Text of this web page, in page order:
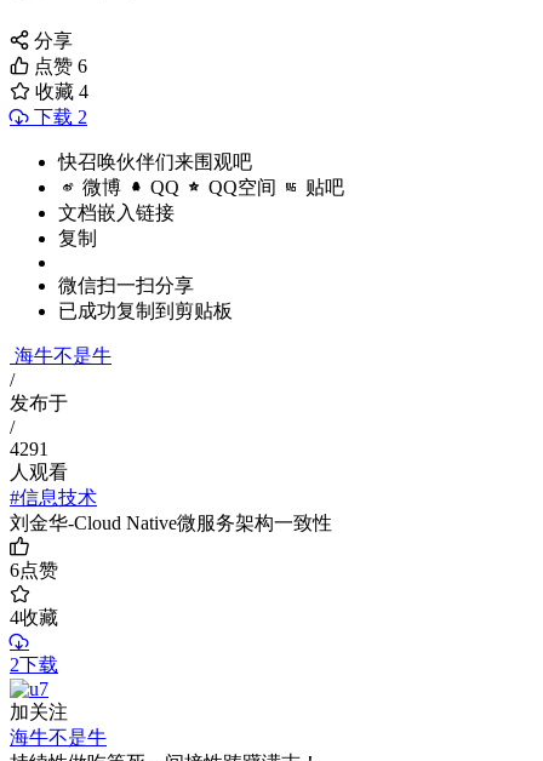
分享
点赞 6
收藏 4
下载 2
快召唤伙伴们来围观吧
微博 QQ QQ空间 贴吧
文档嵌入链接
复制
微信扫一扫分享
已成功复制到剪贴板
海牛不是牛
/
发布于
/
4291
人观看
#信息技术
刘金华-Cloud Native微服务架构一致性
6点赞
4收藏
2下载
加关注
海牛不是牛